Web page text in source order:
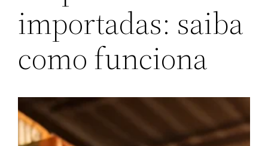
importadas: saiba
como funciona